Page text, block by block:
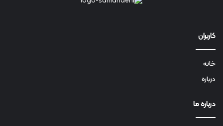
کاربران
خانه
درباره
درباره ما